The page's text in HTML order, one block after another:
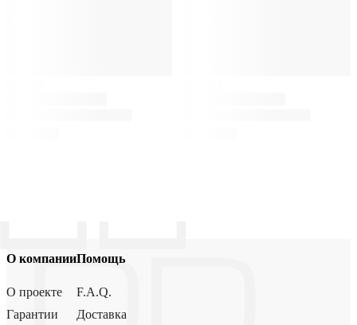
О компании
О проекте
Гарантии
Помощь
F.A.Q.
Доставка